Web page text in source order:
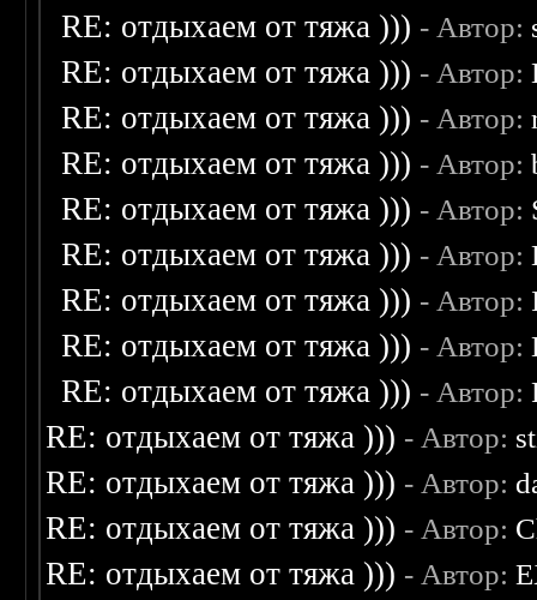
RE: отдыхаем от тяжа ))) - Автор:
RE: отдыхаем от тяжа ))) - Автор:
RE: отдыхаем от тяжа ))) - Автор:
RE: отдыхаем от тяжа ))) - Автор:
RE: отдыхаем от тяжа ))) - Автор:
RE: отдыхаем от тяжа ))) - Автор:
RE: отдыхаем от тяжа ))) - Автор:
RE: отдыхаем от тяжа ))) - Автор:
RE: отдыхаем от тяжа ))) - Автор:
RE: отдыхаем от тяжа ))) - Автор:
RE: отдыхаем от тяжа ))) - Автор:
RE: отдыхаем от тяжа ))) - Автор:
RE: отдыхаем от тяжа ))) - Автор: